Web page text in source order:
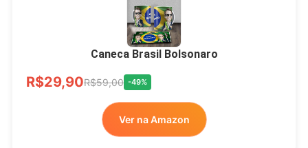
Xícara Bolsonaro
Brasão Deus Acima De
Todos
R$33,00
Ver no MERCADO
LIVRE
Caneca Brasil Bolsonaro
R$29,90R$59,00 -49%
Ver na Amazon